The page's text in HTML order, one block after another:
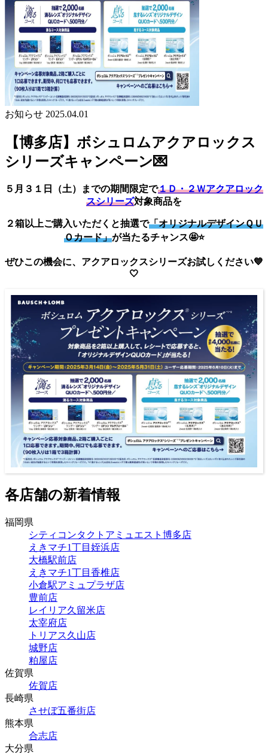
お知らせ 2025.04.01
【博多店】ボシュロムアクアロックス
シリーズキャンペーン💌
５月３１日（土）までの期間限定で１Ｄ・２Ｗアクアロック
スシリーズ対象商品を
２箱以上ご購入いただくと抽選で「オリジナルデザインＱＵ
Ｏカード」が当たるチャンス🤩⭐
ぜひこの機会に、アクアロックスシリーズお試しください💙
🤍
各店舗の新着情報
福岡県
シティコンタクトアミュエスト博多店
えきマチ1丁目姪浜店
大橋駅前店
えきマチ1丁目香椎店
小倉駅アミュプラザ店
豊前店
レイリア久留米店
太宰府店
トリアス久山店
城野店
粕屋店
佐賀県
佐賀店
長崎県
させぼ五番街店
熊本県
合志店
大分県